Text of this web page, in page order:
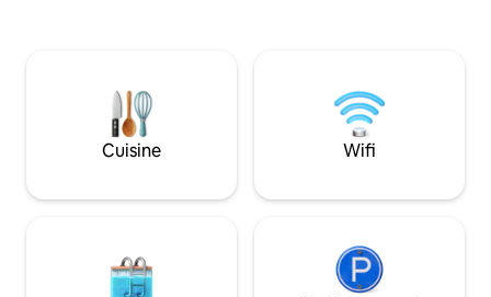
rivière Kromme et le système de
canaux, les boutiques et les restaurants
sont à dix minutes en voiture de St
Francis Bay.
plage de Cape St.
et du phare de
réseau amène la
Cuisine Wifi